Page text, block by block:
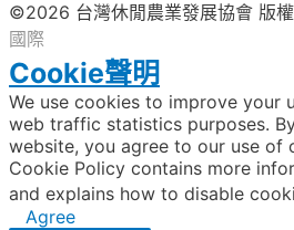
©2026 台灣休閒農業發展協會 版
國際
Cookie聲明
We use cookies to improve your
web traffic statistics purposes.
website, you agree to our use of
Cookie Policy contains more
and explains how to disable
Agree